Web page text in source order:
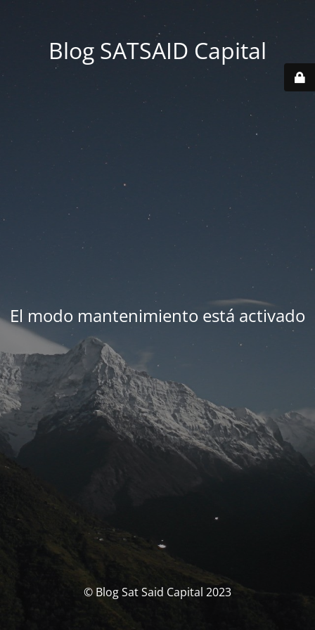
Blog SATSAID Capital
El modo mantenimiento está activado
© Blog Sat Said Capital 2023